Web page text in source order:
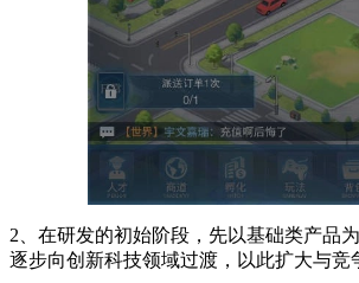
2、在研发的初始阶段，先以基础类产品
逐步向创新科技领域过渡，以此扩大与竞